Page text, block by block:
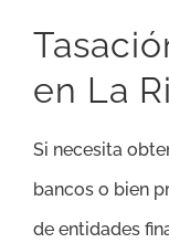
en La
Si necesita
bancos o bien
de entidades